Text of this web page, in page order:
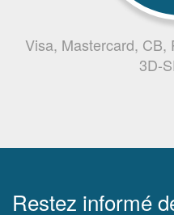
Visa, Mastercard, CB,
3D-
Restez informé